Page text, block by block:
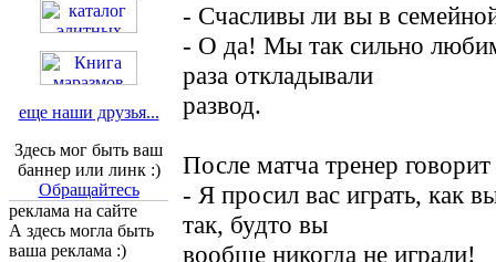
еще наши друзья...
Здесь мог быть ваш
баннер или линк :)
Обращайтесь
реклама на сайте
А здесь могла быть
ваша реклама :)
- Счасливы ли вы в
- О да! Мы так сильно
раза откладывали
развод.
После матча тренер
- Я просил вас играть, как
так, будто вы
вообще никогда не играли!